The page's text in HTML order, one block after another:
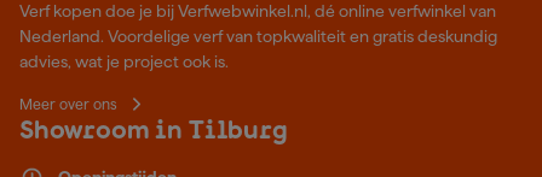
Verf kopen doe je bij Verfwebwinkel.nl, dé online verfwinkel van
Nederland. Voordelige verf van topkwaliteit en gratis deskundig
advies, wat je project ook is.
Meer over ons
Showroom in Tilburg